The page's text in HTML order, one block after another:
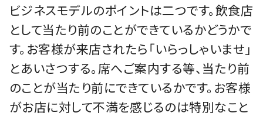
ビジネスモデルのポイントは二つです。飲食店
として当たり前のことができているかどうかで
す。お客様が来店されたら「いらっしゃいませ」
とあいさつする。席へご案内する等、当たり前
のことが当たり前にできているかです。お客様
がお店に対して不満を感じるのは特別なこと